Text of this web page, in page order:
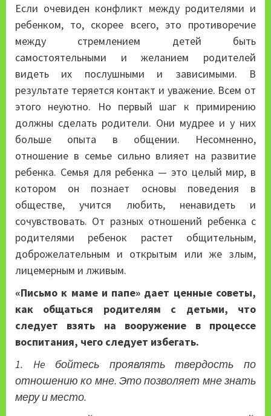
Если очевиден конфликт между родителями и
ребенком, то, скорее всего, это противоречие
между стремлением детей быть
самостоятельными и желанием родителей
видеть их послушными и зависимыми. В
результате теряется контакт и уважение. Всем от
этого неуютно. Но первый шаг к примирению
должны сделать родители. Они мудрее и у них
больше опыта в общении. Несомненно,
отношение в семье сильно влияет на развитие
ребенка. Семья для ребенка — это целый мир, в
котором он познает основы поведения в
обществе, учится любить, ненавидеть и
сочувствовать. От разных отношений ребенка с
родителями ребенок растет общительным,
доброжелательным и открытым или же злым,
лицемерным и лживым.
«Письмо к маме и папе» дает ценные советы,
как общаться родителям с детьми, что
следует взять на вооружение в процессе
воспитания, чего следует избегать.
1. He бойтесь проявлять твердость по
отношению ко мне. Это позволяет мне знать
меру и место.